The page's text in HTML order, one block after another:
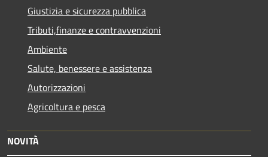
Giustizia e sicurezza pubblica
Tributi,finanze e contravvenzioni
Ambiente
Salute, benessere e assistenza
Autorizzazioni
Agricoltura e pesca
NOVITÀ